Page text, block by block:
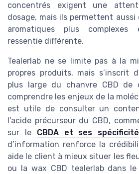
concentrés exigent une
dosage, mais ils permettent aussi
aromatiques plus
ressentie différente.
Tealerlab ne se limite pas à la
propres produits, mais s’inscrit
plus large du chanvre CBD de
comprendre les enjeux de la
est utile de consulter un
l’acide précurseur du CBD,
sur le CBDA et ses
d’information renforce la
aide le client à mieux situer les
ou la wax CBD tealerlab dans